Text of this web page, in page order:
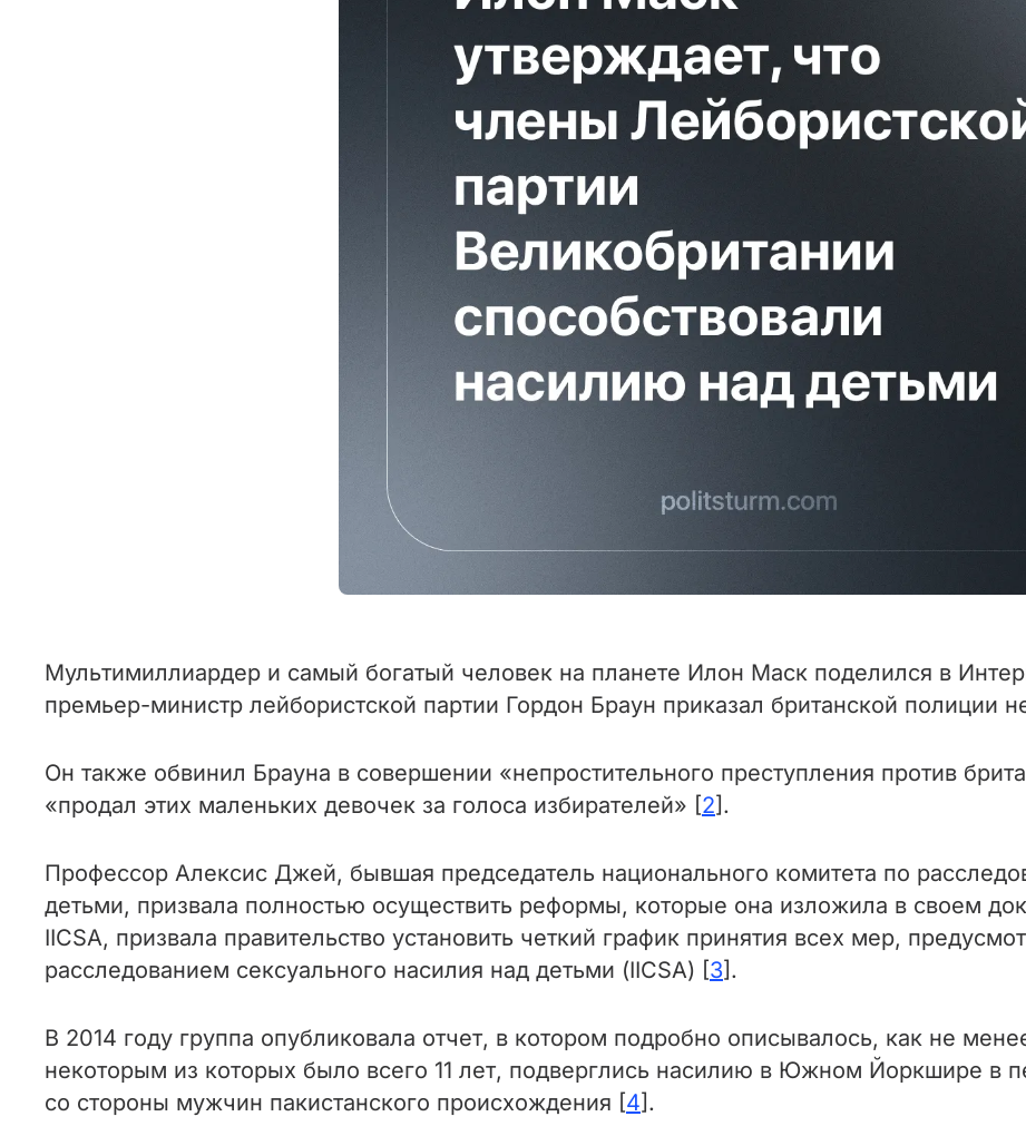
Мультимиллиардер и самый богатый человек на планете Илон Маск поделился в
премьер-министр лейбористской партии Гордон Браун приказал британской полиции
Он также обвинил Брауна в совершении «непростительного преступления против
«продал этих маленьких девочек за голоса избирателей» [2].
Профессор Алексис Джей, бывшая председатель национального комитета по
детьми, призвала полностью осуществить реформы, которые она изложила в своем
IICSA, призвала правительство установить четкий график принятия всех мер,
расследованием сексуального насилия над детьми (IICSA) [3].
В 2014 году группа опубликовала отчет, в котором подробно описывалось, как не
некоторым из которых было всего 11 лет, подверглись насилию в Южном Йоркшире в
со стороны мужчин пакистанского происхождения [4].